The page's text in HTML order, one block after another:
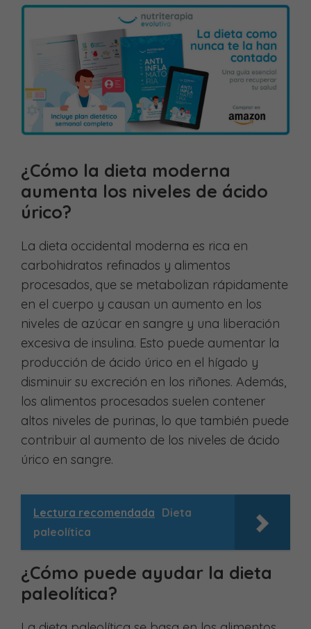
¿Cómo la dieta moderna
aumenta los niveles de ácido
úrico?
La dieta occidental moderna es rica en
carbohidratos refinados y alimentos
procesados, que se metabolizan rápidamente
en el cuerpo y causan un aumento en los
niveles de azúcar en sangre y una liberación
excesiva de insulina. Esto puede aumentar la
producción de ácido úrico en el hígado y
disminuir su excreción en los riñones. Además,
los alimentos procesados ​​suelen contener
altos niveles de purinas, lo que también puede
contribuir al aumento de los niveles de ácido
úrico en sangre.
Lectura recomendada Dieta
paleolítica
¿Cómo puede ayudar la dieta
paleolítica?